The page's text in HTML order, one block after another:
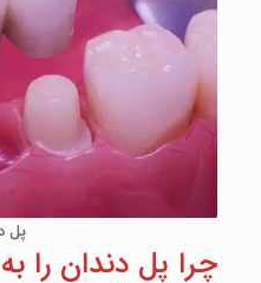
پل
چرا پل دندان‌ را